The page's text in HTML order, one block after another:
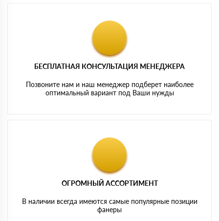
БЕСПЛАТНАЯ КОНСУЛЬТАЦИЯ МЕНЕДЖЕРА
Позвоните нам и наш менеджер подберет наиболее
оптимальный вариант под Ваши нужды
ОГРОМНЫЙ АССОРТИМЕНТ
В наличии всегда имеются самые популярные позиции
фанеры